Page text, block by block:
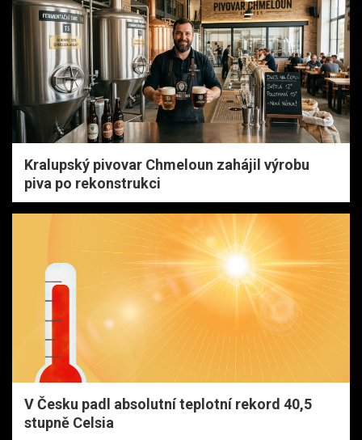
Kralupský pivovar Chmeloun zahájil výrobu
piva po rekonstrukci
V Česku padl absolutní teplotní rekord 40,5
stupně Celsia